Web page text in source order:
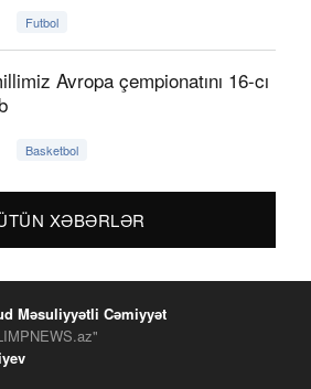
Futbol
Avropa çempionatını 16-cı
Basketbol
XƏBƏRLƏR
Məsuliyyətli Cəmiyyət